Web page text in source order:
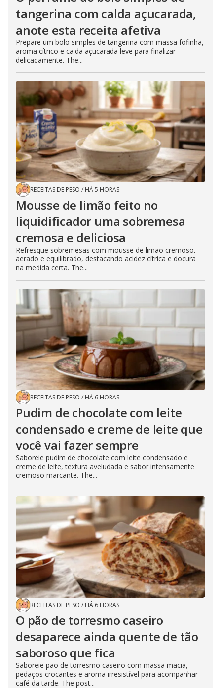
tangerina com calda açucarada,
anote esta receita afetiva
Prepare um bolo simples de tangerina com massa fofinha,
aroma cítrico e calda açucarada leve para finalizar
delicadamente. The...
RECEITAS DE PESO / HÁ 5 HORAS
Mousse de limão feito no
liquidificador uma sobremesa
cremosa e deliciosa
Refresque sobremesas com mousse de limão cremoso,
aerado e equilibrado, destacando acidez cítrica e doçura
na medida certa. The...
RECEITAS DE PESO / HÁ 6 HORAS
Pudim de chocolate com leite
condensado e creme de leite que
você vai fazer sempre
Saboreie pudim de chocolate com leite condensado e
creme de leite, textura aveludada e sabor intensamente
cremoso marcante. The...
RECEITAS DE PESO / HÁ 6 HORAS
O pão de torresmo caseiro
desaparece ainda quente de tão
saboroso que fica
Saboreie pão de torresmo caseiro com massa macia,
pedaços crocantes e aroma irresistível para acompanhar
café da tarde. The post...